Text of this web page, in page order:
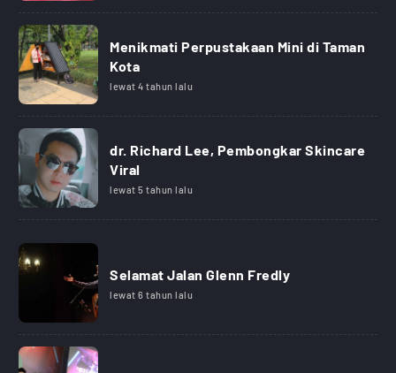
Menikmati Perpustakaan Mini di Taman
Kota
lewat 4 tahun lalu
dr. Richard Lee, Pembongkar Skincare
Viral
lewat 5 tahun lalu
Selamat Jalan Glenn Fredly
lewat 6 tahun lalu